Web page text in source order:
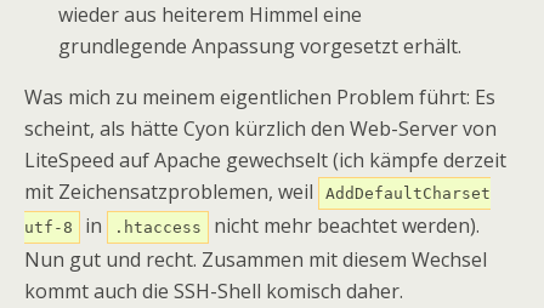
wieder aus heiterem Himmel eine
grundlegende Anpassung vorgesetzt erhält.
Was mich zu meinem eigentlichen Problem führt: Es
scheint, als hätte Cyon kürzlich den Web-Server von
LiteSpeed auf Apache gewechselt (ich kämpfe derzeit
mit Zeichensatzproblemen, weil
AddDefaultCharset
utf-8
in .htaccess
nicht mehr beachtet werden).
Nun gut und recht. Zusammen mit diesem Wechsel
kommt auch die SSH-Shell komisch daher.